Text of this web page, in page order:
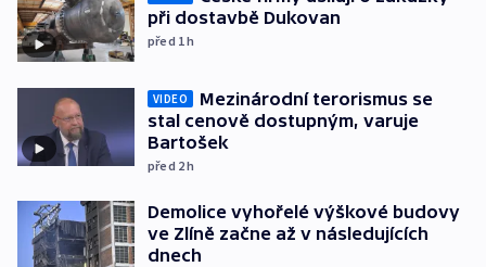
při dostavbě Dukovan
před 1h
VIDEO
Mezinárodní terorismus se
stal cenově dostupným, varuje
Bartošek
před 2h
Demolice vyhořelé výškové budovy
ve Zlíně začne až v následujících
dnech